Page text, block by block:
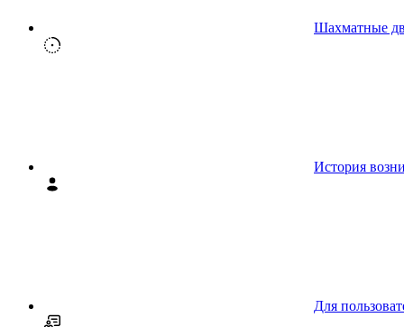
Шахматные
История
Для